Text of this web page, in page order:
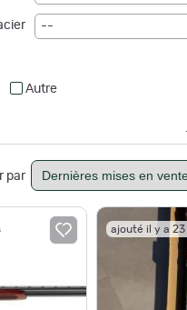
--
Autre
par
ajouté il y a